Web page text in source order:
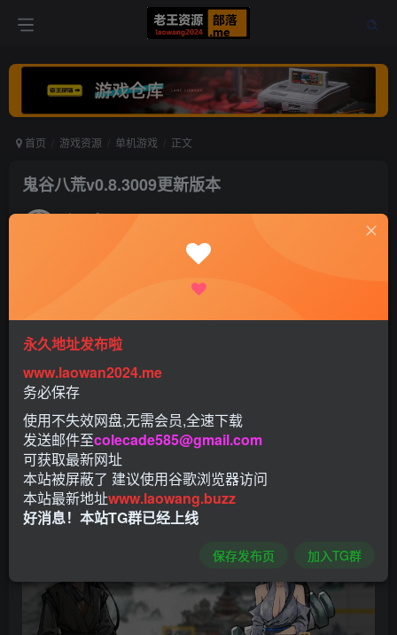
首页 游戏资源 单机游戏 正文
鬼谷八荒v0.8.3009更新版本
老王 打赏
永久地址发布啦
www.laowan2024.me
务必保存
使用不失效网盘,无需会员,全速下载
发送邮件至colecade585@gmail.com
可获取最新网址
本站被屏蔽了 建议使用谷歌浏览器访问
本站最新地址www.laowang.buzz
好消息！本站TG群已经上线
保存发布页 加入TG群